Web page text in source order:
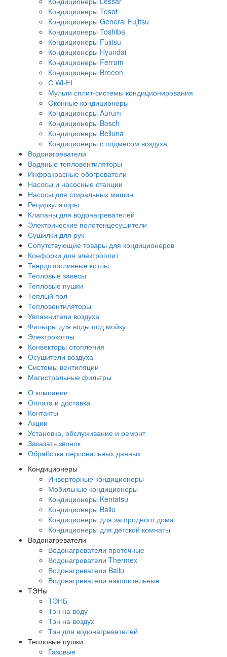
Кондиционеры Tosot
Кондиционеры General Fujitsu
Кондиционеры Toshiba
Кондиционеры Fujitsu
Кондиционеры Hyundai
Кондиционеры Ferrum
Кондиционеры Breeon
С Wi-FI
Мульти сплит-системы кондиционирования
Оконные кондиционеры
Кондиционеры Aurum
Кондиционеры Bosch
Кондиционеры Belluna
Кондиционеры с подмесом воздуха
Водонагреватели
Водяные тепловентиляторы
Инфракрасные обогреватели
Насосы и насосные станции
Насосы для стиральных машин
Рециркуляторы
Клапаны для водонагревателей
Электрические полотенцесушители
Сушилки для рук
Сопутствующие товары для кондиционеров
Конфорки для электроплит
Твердотопливные котлы
Тепловые завесы
Тепловые пушки
Теплый пол
Тепловентиляторы
Увлажнители воздуха
Фильтры для воды под мойку
Электрокотлы
Конвекторы отопления
Осушители воздуха
Системы вентиляции
Магистральные фильтры
О компании
Оплата и доставка
Контакты
Акции
Установка, обслуживание и ремонт
Заказать звонок
Обработка персональных данных
Кондиционеры
Инверторные кондиционеры
Мобильные кондиционеры
Кондиционеры Kentatsu
Кондиционеры Ballu
Кондиционеры для загородного дома
Кондиционеры для детской комнаты
Водонагреватели
Водонагреватели проточные
Водонагреватели Thermex
Водонагреватели Ballu
Водонагреватели накопительные
ТЭНы
ТЭНБ
Тэн на воду
Тэн на воздух
Тэн для водонагревателей
Тепловые пушки
Газовые